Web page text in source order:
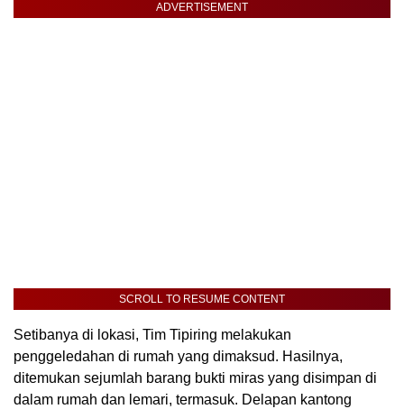
ADVERTISEMENT
SCROLL TO RESUME CONTENT
Setibanya di lokasi, Tim Tipiring melakukan
penggeledahan di rumah yang dimaksud. Hasilnya,
ditemukan sejumlah barang bukti miras yang disimpan di
dalam rumah dan lemari, termasuk. Delapan kantong